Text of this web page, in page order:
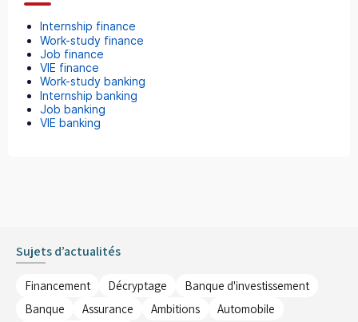
Internship finance
Work-study finance
Job finance
VIE finance
Work-study banking
Internship banking
Job banking
VIE banking
Sujets d’actualités
Financement Décryptage
Banque d'investissement
Banque
Assurance Ambitions
Automobile